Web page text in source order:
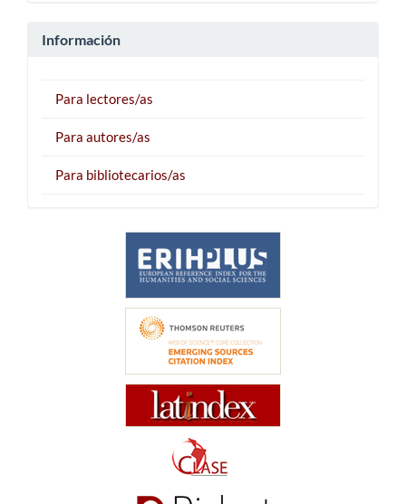
Información
Para lectores/as
Para autores/as
Para bibliotecarios/as